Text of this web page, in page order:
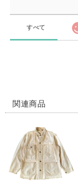
すべて
関連商品